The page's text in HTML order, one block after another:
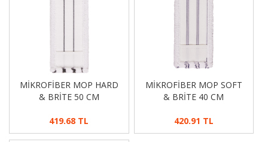
MİKROFİBER MOP HARD
& BRİTE 50 CM
419.68 TL
MİKROFİBER MOP SOFT
& BRİTE 40 CM
420.91 TL